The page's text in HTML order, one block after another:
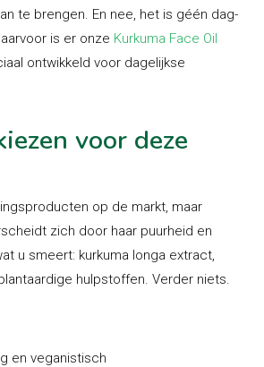
te brengen. En nee, het is géén dag-
is er onze Kurkuma Face Oil
ontwikkeld voor dagelijkse
voor deze
op de markt, maar
zich door haar puurheid en
u smeert: kurkuma longa extract,
hulpstoffen. Verder niets.
en veganistisch